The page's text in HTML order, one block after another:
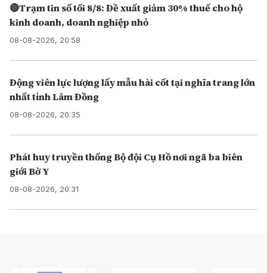
🔴Trạm tin số tối 8/8: Đề xuất giảm 30% thuế cho hộ
kinh doanh, doanh nghiệp nhỏ
08-08-2026, 20:58
Động viên lực lượng lấy mẫu hài cốt tại nghĩa trang lớn
nhất tỉnh Lâm Đồng
08-08-2026, 20:35
Phát huy truyền thống Bộ đội Cụ Hồ nơi ngã ba biên
giới Bờ Y
08-08-2026, 20:31